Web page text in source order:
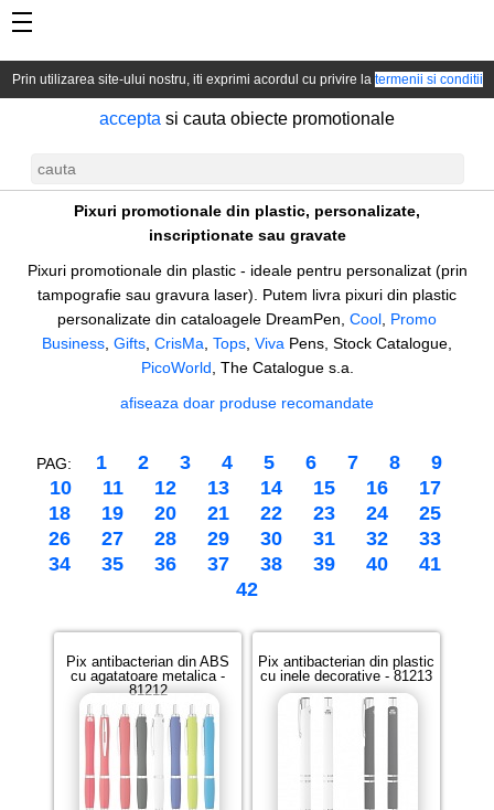
Pixuri promotionale din plastic, personalizate,
inscriptionate sau gravate
Pixuri promotionale din plastic - ideale pentru personalizat (prin
tampografie sau gravura laser). Putem livra pixuri din plastic
personalizate din cataloagele DreamPen, Cool Promo
Business Gifts CrisMa Tops Viva Pens, Stock Catalogue,
PicoWorld , The Catalogue s.a.
afiseaza doar produse recomandate
PAG: 1 2 3 4 5 6 7 8
9
10
11 12 13 14 15 16
17
18
19 20 21 22 23 24
25
26
27 28 29 30 31 32
33
34
35 36 37 38 39 40
41
42
Pix antibacterian din ABS
cu agatatoare metalica -
81212
Pix antibacterian din plastic
cu inele decorative - 81213
Prin utilizarea site-ului nostru, iti exprimi acordul cu privire la termenii si conditii
accepta si cauta obiecte promotionale